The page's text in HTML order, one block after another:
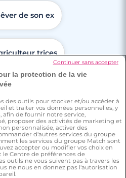
de son ex
la protection de la vie
des outils pour stocker et/ou accéder à
et traiter vos données personnelles, y
de fournir notre service,
proposer des activités de marketing et
personnalisée, activer des
d'autres services du groupe
les services du groupe Match sont
accepter ou modifier vos choix en
Centre de préférences de
outils ne vous suivent pas à travers les
ne nous en donnez pas l'autorisation
Continuer sans accepter